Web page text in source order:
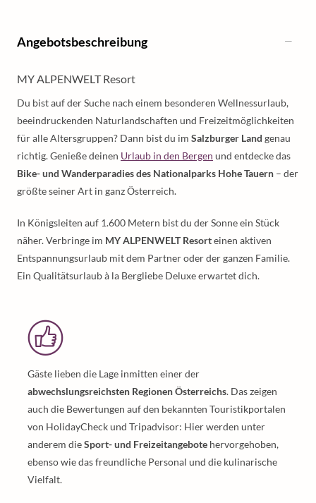
Angebotsbeschreibung
MY ALPENWELT Resort
Du bist auf der Suche nach einem besonderen Wellnessurlaub,
beeindruckenden Naturlandschaften und Freizeitmöglichkeiten
für alle Altersgruppen? Dann bist du im Salzburger Land genau
richtig. Genieße deinen Urlaub in den Bergen und entdecke das
Bike- und Wanderparadies des Nationalparks Hohe Tauern – der
größte seiner Art in ganz Österreich.
In Königsleiten auf 1.600 Metern bist du der Sonne ein Stück
näher. Verbringe im MY ALPENWELT Resorteinen aktiven
Entspannungsurlaub mit dem Partner oder der ganzen Familie.
Ein Qualitätsurlaub à la Bergliebe Deluxe erwartet dich.
Gäste lieben die Lage inmitten einer der
abwechslungsreichsten Regionen Österreichs. Das zeigen
auch die Bewertungen auf den bekannten Touristikportalen
von HolidayCheck und Tripadvisor: Hier werden unter
anderem dieSport- und Freizeitangebote hervorgehoben,
ebenso wie das freundliche Personal und die kulinarische
Vielfalt.